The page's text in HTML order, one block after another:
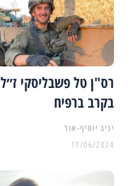
רס"ן טל פשבליסקי
בקרב ברפיח
יניב יוסיף-אור
11/06/2024